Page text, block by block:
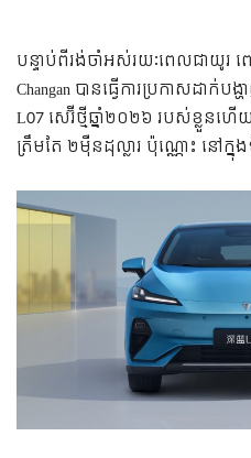
បន្ទាប់ពីរង់ចាំអស់រយៈពេលជាយូរ
Changan បានធ្វើការប្រកាសដាក់បង្
L07 សេរ៊ីថ្មីឆ្នាំ២០២៦ របស់ខ្លួនហ
ត្រឹមតែ ២មុឺនដុល្លារ ប៉ុណ្ណោះ នៅក្នុ